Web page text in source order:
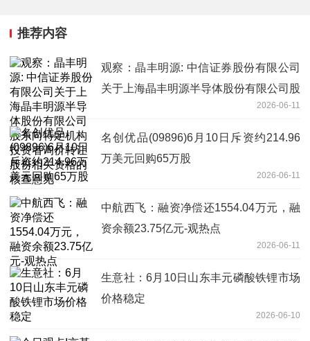
推荐内容
观察：晶丰明源: 中信证券股份有限公司
关于上海晶丰明源半导体股份有限公司股
东向特定机构投资者询价转让股份相关资
格的核查意见
2026-06-11
名创优品(09896)6月10日斥资约214.96
万美元回购65万股
2026-06-11
中航西飞：融资净偿还1554.04万元，融
资余额23.75亿元-观热点
2026-06-11
生意社：6月10日山东丰元磷酸铁锂市场
价格稳定
2026-06-10